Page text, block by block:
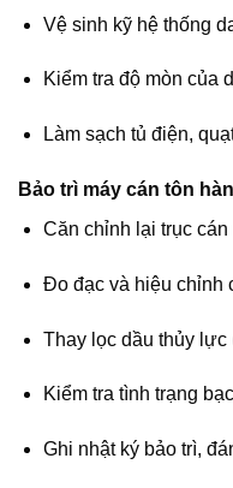
Vệ sinh kỹ hệ thống
Kiểm tra độ mòn của
Làm sạch tủ điện,
Bảo trì máy cán tôn
Căn chỉnh lại trục
Đo đạc và hiệu chỉnh
Thay lọc dầu thủy lực
Kiểm tra tình trạng
Ghi nhật ký bảo trì,